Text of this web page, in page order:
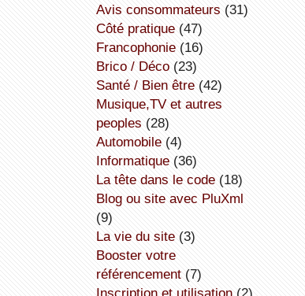
avis consommateurs (31)
côté pratique(47)
Francophonie(16)
Brico / Déco(23)
Santé / Bien être(42)
Musique,TV et autres
peoples (28)
Automobile(4)
informatique(36)
la tête dans le code(18)
Blog ou site avec PluXml
(9)
la vie du site(3)
booster votre
référencement(7)